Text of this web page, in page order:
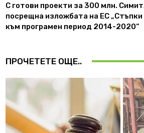
С готови проекти за 300 млн.
посрещна изложбата на ЕС „Стъпки
към програмен период 2014-2020“
ПРОЧЕТЕТЕ ОЩЕ..